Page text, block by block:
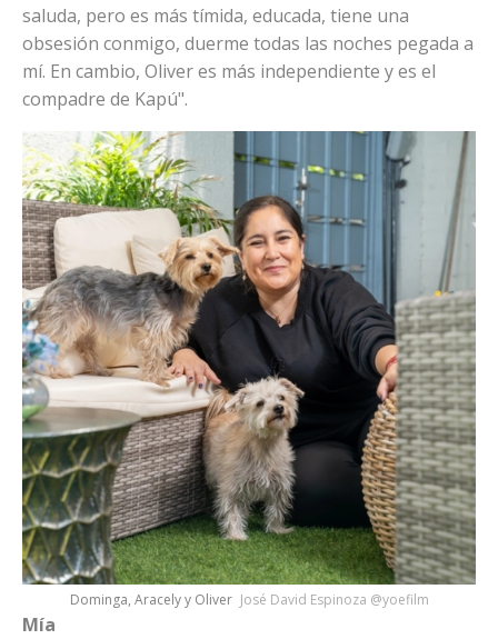
saluda, pero es más tímida, educada, tiene una
obsesión conmigo, duerme todas las noches pegada a
mí. En cambio, Oliver es más independiente y es el
compadre de Kapú".
Dominga, Aracely y Oliver José David Espinoza @yoefilm
Mía